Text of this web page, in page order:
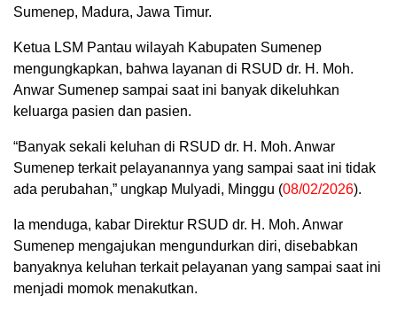
Sumenep, Madura, Jawa Timur.
Ketua LSM Pantau wilayah Kabupaten Sumenep
mengungkapkan, bahwa layanan di RSUD dr. H. Moh.
Anwar Sumenep sampai saat ini banyak dikeluhkan
keluarga pasien dan pasien.
“Banyak sekali keluhan di RSUD dr. H. Moh. Anwar
Sumenep terkait pelayanannya yang sampai saat ini tidak
ada perubahan,” ungkap Mulyadi, Minggu (08/02/2026).
Ia menduga, kabar Direktur RSUD dr. H. Moh. Anwar
Sumenep mengajukan mengundurkan diri, disebabkan
banyaknya keluhan terkait pelayanan yang sampai saat ini
menjadi momok menakutkan.